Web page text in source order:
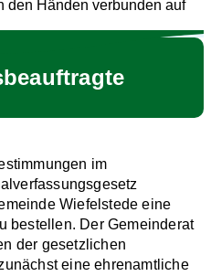
im
Wiefelstede eine
bestellen. Der Gemeinderat
der gesetzlichen
eine ehrenamtliche